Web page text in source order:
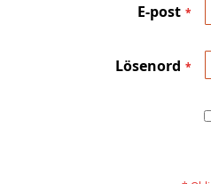
E-post
Lösenord